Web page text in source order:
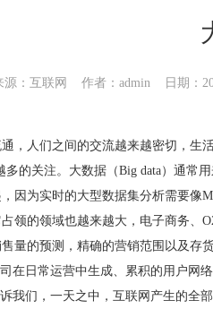
源：互联网 作者：admin 日期：
，人们之间的交流越来越密切，生
的关注。大数据（Big data）通
因为实时的大型数据集分析需要像
领的领域也越来越大，电子商务、
量的预测，精确的营销范围以及存
在日常运营中生成、累积的用户网
我们，一天之中，互联网产生的